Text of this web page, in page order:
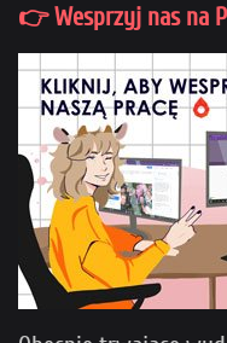
👉 Wesprzyj nas na